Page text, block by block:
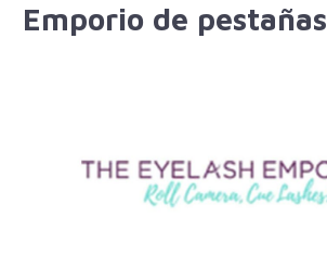
Emporio de pestañas